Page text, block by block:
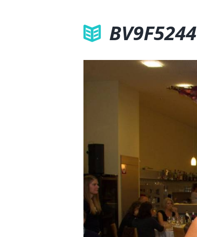
BV9F5244